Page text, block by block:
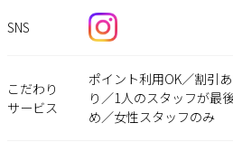
SNS
こだわり
サービス
ポイント利用OK／割引
り／1人のスタッフが最
め／女性スタッフのみ